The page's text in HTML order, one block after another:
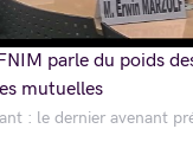
: le dernier avenant
parle du poids
mutuelles